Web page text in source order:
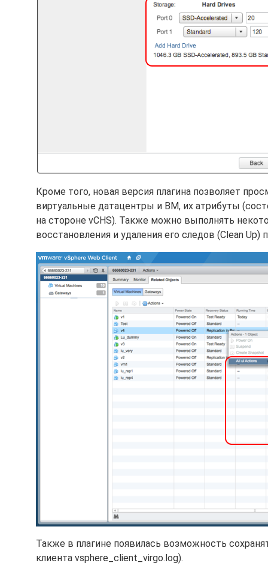
Кроме того, новая версия плагина позволяет
виртуальные датацентры и ВМ, их атрибуты
на стороне vCHS). Также можно выполнять
восстановления и удаления его следов (Clean Up)
Также в плагине появилась возможность
клиента vsphere_client_virgo.log).